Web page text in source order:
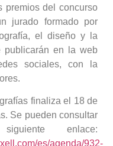
premios del concurso
jurado formado por
el diseño y la
publicarán en la web
sociales, con la
finaliza el 18 de
Se pueden consultar
enlace:
es/agenda/932-